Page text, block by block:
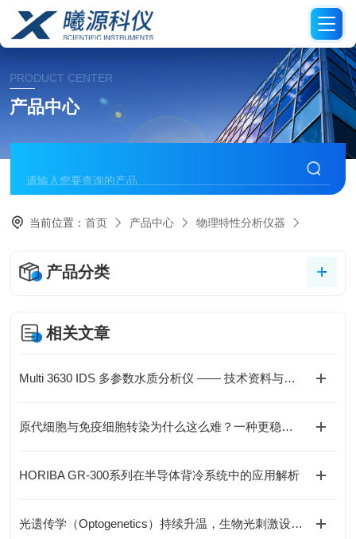
PRODUCT CENTER
产品中心
当前位置：首页 产品中心 物理特性分析仪器
产品分类
相关文章
Multi 3630 IDS 多参数水质分析仪 —— 技术资料与应用解析
原代细胞与免疫细胞转染为什么这么难？一种更稳定的电转染解决方案
HORIBA GR-300系列在半导体背冷系统中的应用解析
光遗传学（Optogenetics）持续升温，生物光刺激设备需求快速增长